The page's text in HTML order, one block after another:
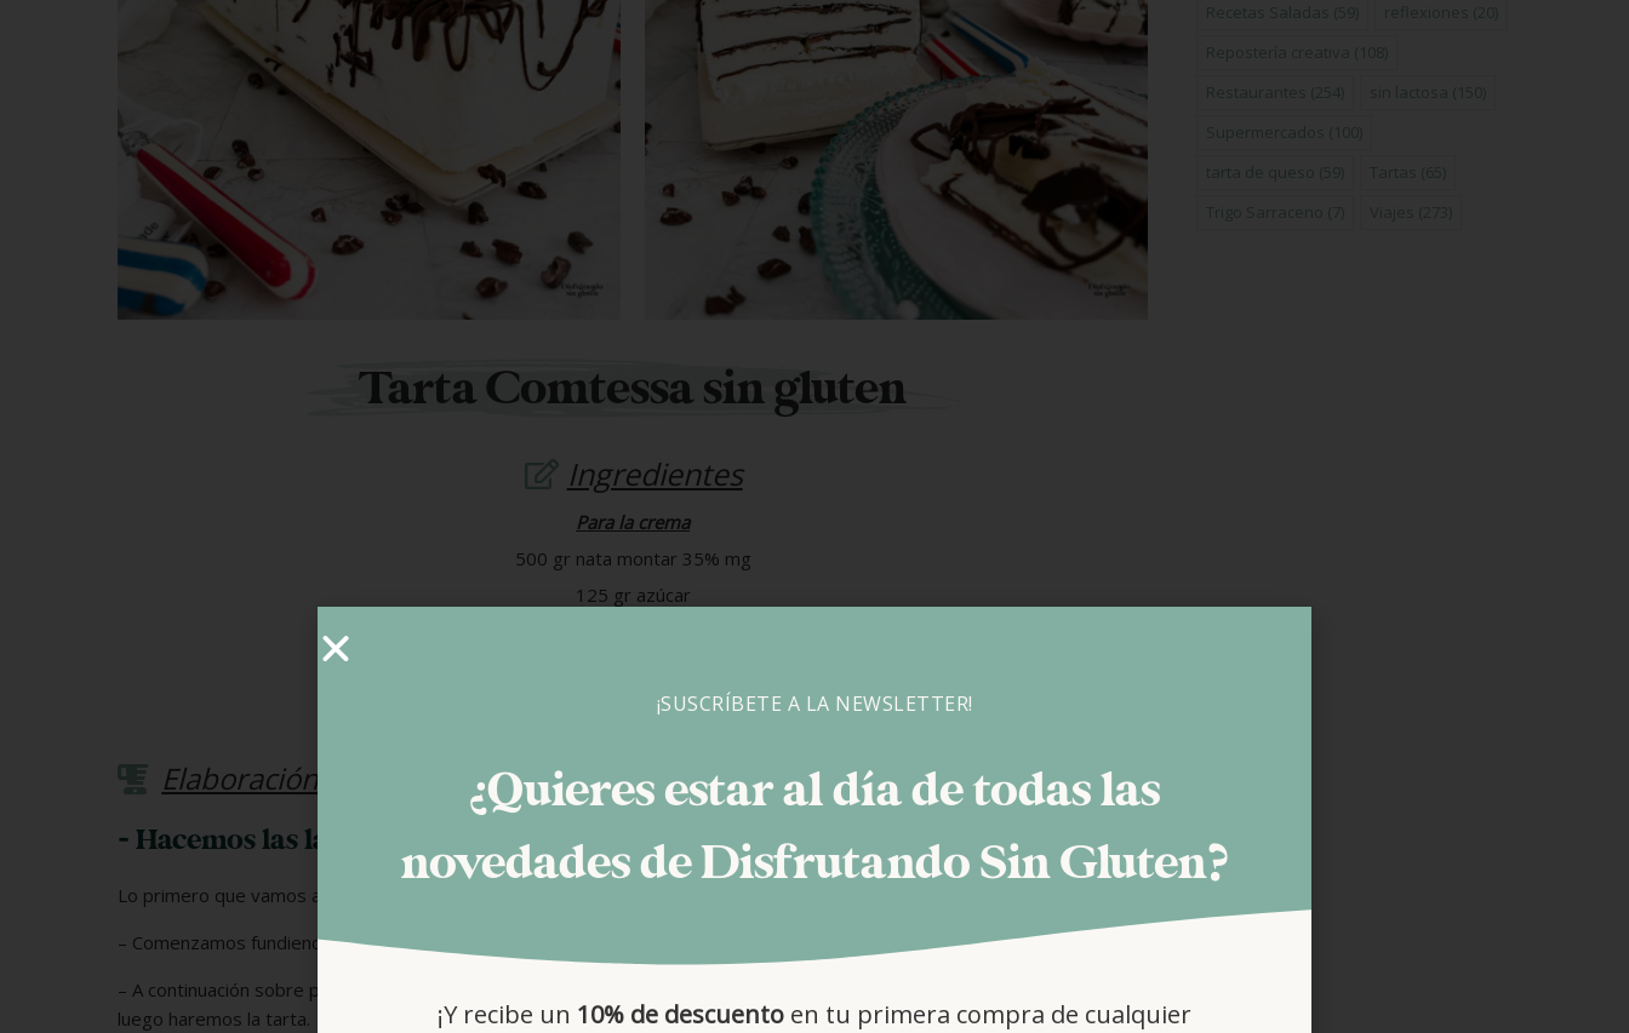
Tarta Comtessa sin gluten
Ingredientes
Para la crema
500 gr nata montar 35% mg
125 gr azúcar
200 gr chocolate postres
Elaboración
- Hacemos las láminas de chocolate
Lo primero que vamos a hacer son las capas de chocolate. Para ello:
– Comenzamos fundiendo el chocolate al baño maría. De esta manera evitamos que se queme.
– A continuación sobre papel de horno o un
luego haremos la tarta.
Recetas Saladas (59) reflexiones (20)
Repostería creativa (108)
Restaurantes (254) sin lactosa (150)
Supermercados (100)
tarta de queso (59) Tartas (65)
Trigo Sarraceno (7) Viajes (273)
¡SUSCRÍBETE A LA NEWSLETTER!
¿Quieres estar al día de todas las
novedades de Disfrutando Sin Gluten?
¡Y recibe un 10% de descuento en tu primera compra de cualquier